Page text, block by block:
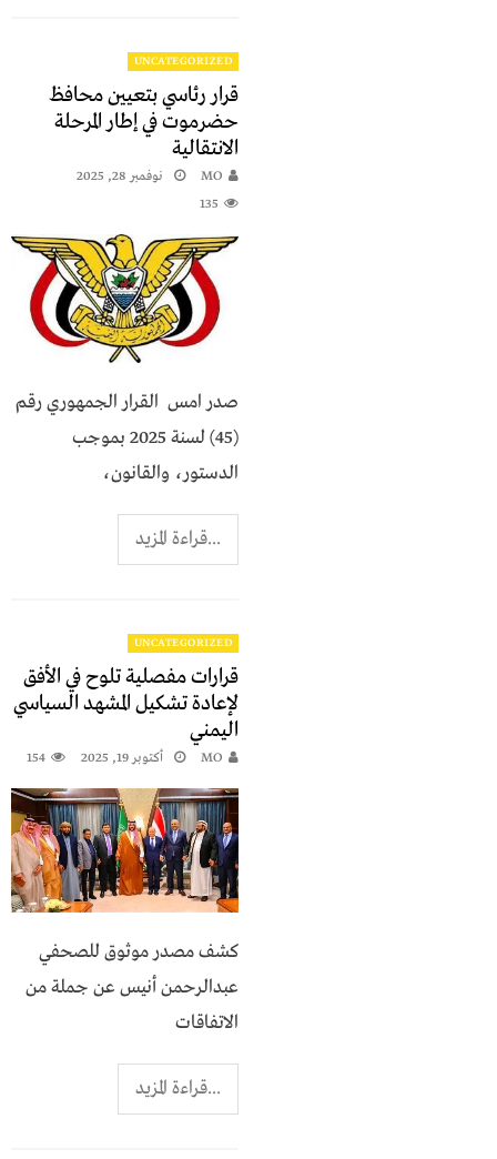
UNCATEGORIZED
قرار رئاسي بتعيين محافظ
حضرموت في إطار المرحلة
الانتقالية
MO
نوفمبر 28, 2025
135
صدر امس القرار الجمهوري رقم
(45) لسنة 2025 بموجب
الدستور، والقانون،
...قراءة المزيد
UNCATEGORIZED
قرارات مفصلية تلوح في الأفق
لإعادة تشكيل المشهد السياسي
اليمني
MO أكتوبر 19, 2025 154
كشف مصدر موثوق للصحفي
عبدالرحمن أنيس عن جملة من
الاتفاقات
...قراءة المزيد